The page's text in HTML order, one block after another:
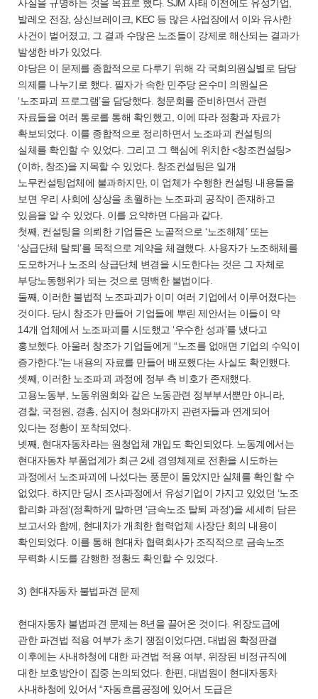
사실을 규명하는 것을 목표로 했다. SJM 사태 이전에도 유성기업,
발레오 전장, 상신브레이크, KEC 등 많은 사업장에서 이와 유사한
사건이 벌어졌고, 그 결과 수많은 노조들이 강제로 해산되는 결과가
발생한 바가 있었다.
야당은 이 문제를 종합적으로 다루기 위해 각 국회의원실별로 담당
의제를 나누기로 했다. 필자가 속한 민주당 은수미 의원실은
‘노조파괴 프로그램’을 담당했다. 청문회를 준비하면서 관련
자료들을 여러 통로를 통해 확인했고, 이에 따라 정황과 자료가
확보되었다. 이를 종합적으로 정리하면서 노조파괴 컨설팅의
실체를 확인할 수 있었다. 그리고 그 핵심에 위치한 <창조컨설팅>
(이하, 창조)을 지목할 수 있었다. 창조컨설팅은 일개
노무컨설팅업체에 불과하지만, 이 업체가 수행한 컨설팅 내용들을
보면 우리 사회에 상상을 초월하는 노조파괴 공작이 존재하고
있음을 알 수 있었다. 이를 요약하면 다음과 같다.
첫째, 컨설팅을 의뢰한 기업들은 노골적으로 ‘노조해체’ 또는
‘상급단체 탈퇴’를 목적으로 계약을 체결했다. 사용자가 노조해체를
도모하거나 노조의 상급단체 변경을 시도한다는 것은 그 자체로
부당노동행위가 되는 것으로 명백한 불법이다.
둘째, 이러한 불법적 노조파괴가 이미 여러 기업에서 이루어졌다는
것이다. 당시 창조가 만들어 기업들에 뿌린 제안서는 이들이 약
14개 업체에서 노조파괴를 시도했고 ‘우수한 성과’를 냈다고
홍보했다. 아울러 창조가 기업들에게 “노조를 없애면 기업의 수익이
증가한다.”는 내용의 자료를 만들어 배포했다는 사실도 확인했다.
셋째, 이러한 노조파괴 과정에 정부 측 비호가 존재했다.
고용노동부, 노동위원회와 같은 노동관련 정부부서뿐만 아니라,
경찰, 국정원, 경총, 심지어 청와대까지 관련자들과 연계되어
있다는 정황이 포착되었다.
넷째, 현대자동차라는 원청업체 개입도 확인되었다. 노동계에서는
현대자동차 부품업계가 최근 2세 경영체제로 전환을 시도하는
과정에서 노조파괴에 나섰다는 풍문이 돌았지만 실체를 확인할 수
없었다. 하지만 당시 조사과정에서 유성기업이 가지고 있었던 ‘노조
합리화 과정’(정확하게 말하면 ‘금속노조 탈퇴 과정’)을 세세히 담은
보고서와 함께, 현대차가 개최한 협력업체 사장단 회의 내용이
확인되었다. 이를 통해 현대차 협력회사가 조직적으로 금속노조
무력화 시도를 감행한 정황도 확인할 수 있었다.
3) 현대자동차 불법파견 문제
현대자동차 불법파견 문제는 8년을 끌어온 것이다. 위장도급에
관한 파견법 적용 여부가 초기 쟁점이었다면, 대법원 확정판결
이후에는 사내하청에 대한 파견법 적용 여부, 위장된 비정규직에
대한 보호방안이 집중 논의되었다. 한편, 대법원이 현대자동차
사내하청에 있어서 “자동흐름공정에 있어서 도급은